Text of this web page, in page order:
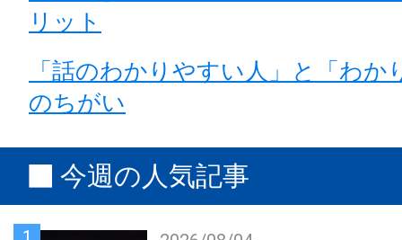
リット
「話のわかりやすい人」と「わか
のちがい
今週の人気記事